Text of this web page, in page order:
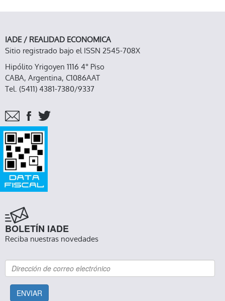
IADE / REALIDAD ECONOMICA
Sitio registrado bajo el ISSN 2545-708X
Hipólito Yrigoyen 1116 4° Piso
CABA, Argentina, C1086AAT
Tel. (5411) 4381-7380/9337
BOLETÍN IADE
Reciba nuestras novedades
ENVIAR